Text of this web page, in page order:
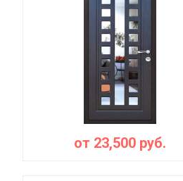
от 23,500руб.